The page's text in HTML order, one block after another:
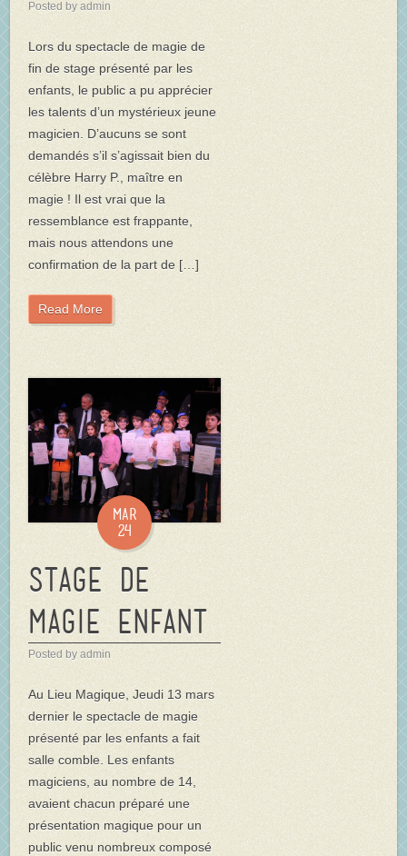
Posted by admin
Lors du spectacle de magie de
fin de stage présenté par les
enfants, le public a pu apprécier
les talents d’un mystérieux jeune
magicien. D’aucuns se sont
demandés s’il s’agissait bien du
célèbre Harry P., maître en
magie ! Il est vrai que la
ressemblance est frappante,
mais nous attendons une
confirmation de la part de […]
Read More
Mar
24
Stage de
magie enfant
Posted by admin
Au Lieu Magique, Jeudi 13 mars
dernier le spectacle de magie
présenté par les enfants a fait
salle comble. Les enfants
magiciens, au nombre de 14,
avaient chacun préparé une
présentation magique pour un
public venu nombreux composé